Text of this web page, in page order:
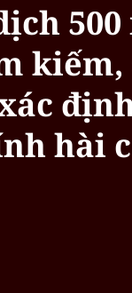
500
kiếm,
hài